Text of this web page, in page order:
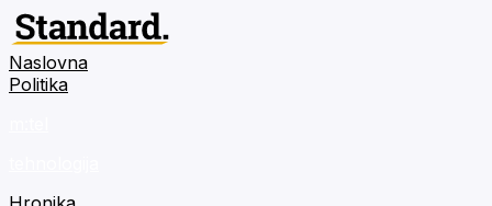
Naslovna
Politika